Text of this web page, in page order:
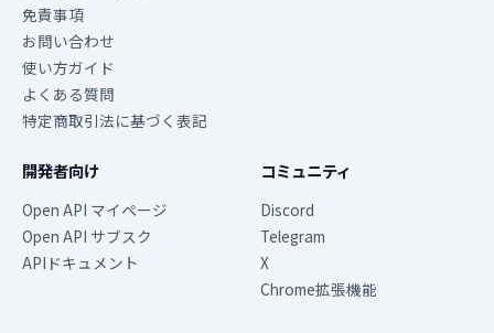
免責事項
お問い合わせ
使い方ガイド
よくある質問
特定商取引法に基づく表記
開発者向け
Open API マイページ
Open API サブスク
APIドキュメント
コミュニティ
Discord
Telegram
X
Chrome拡張機能